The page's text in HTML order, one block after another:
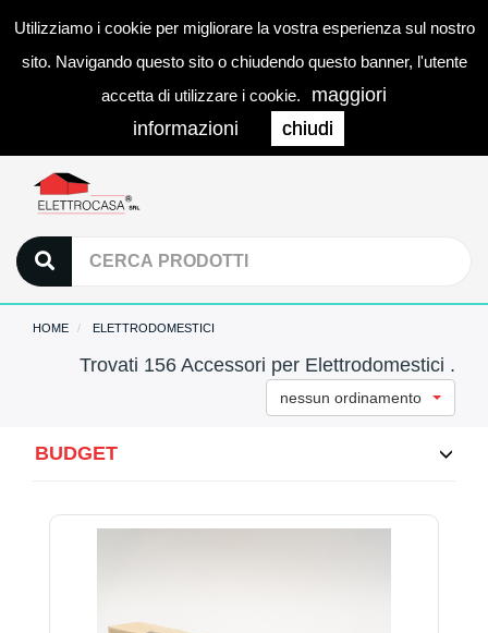
Utilizziamo i cookie per migliorare la vostra esperienza sul nostro
sito. Navigando questo sito o chiudendo questo banner, l'utente
accetta di utilizzare i cookie.
maggiori
informazioni
chiudi
0
HOME ELETTRODOMESTICI
Trovati 156 Accessori per Elettrodomestici .
nessun ordinamento
BUDGET